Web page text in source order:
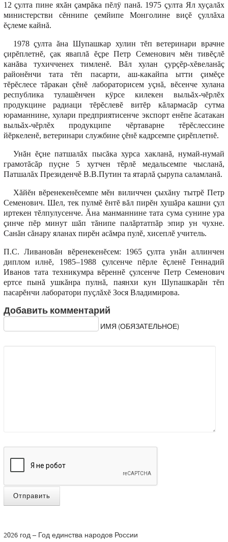
12 çулта пине яхăн çамрăка пĕлÿ панă. 1975 çулта Ял хуçалăх
министерстви сĕннипе çемйипе Монголине виçĕ çуллăха
ĕçлеме кайнă.
1978 çулта ăна Шупашкар хулин тĕп ветеринари врачне
çирĕплетнĕ, çак яваплă ĕçре Петр Семенович мĕн тивĕçлĕ
канăва тухичченех тимленĕ. Вăл хулан çурçĕр-хĕвеланăç
районĕнчи тата тĕп пасарти, аш-какайпа ытти çимĕçе
тĕрĕслесе тăракан çĕнĕ лабораторисем уçнă, вĕсенче хулана
республика тулашĕнчен кÿрсе килекен выльăх-чĕрлĕх
продукцине радиаци тĕрĕслевĕ витĕр кăлармасăр сутма
юраманнине, хулари предприятисенче экспорт енĕпе ăсатакан
выльăх-чĕрлĕх продукципе чĕртаварне тĕрĕслессине
йĕркеленĕ, ветеринари службине çĕнĕ кадрсемпе çирĕплетнĕ.
Унăн ĕçне патшалăх пысăка хурса хакланă, нумай-нумай
грамотăсăр пуçне 5 хутчен тĕрлĕ медальсемпе чысланă,
Патшалăх Президенчĕ В.В.Путин та ятарлă çырупа саламланă.
Хăйĕн вĕренекенĕсемпе мĕн виличчен çыхăну тытрĕ Петр
Семенович. Шел, тек пулмĕ ĕнтĕ вăл пирĕн хушăра кашни çул
иртекен тĕлпулусенче. Ăна манманнине тата сума сунине ура
çинче пĕр минут шăп тăнипе палăртатпăр эпир ун чухне.
Санăн сăнару яланах пирĕн асăмра пулĕ, хисеплĕ учитель.
П.С. Ливановăн вĕренекенĕсем: 1965 çулта унăн аллинчен
диплом илнĕ, 1985–1988 çулсенче пĕрле ĕçленĕ Геннадий
Иванов тата техникумра вĕреннĕ çулсенче Петр Семенович
ертсе пынă ушкăнра пулнă, паянхи кун Шупашкарăн тĕп
пасарĕнчи лаборатори пуçлăхĕ Зося Владимирова.
Добавить комментарий
ИМЯ (ОБЯЗАТЕЛЬНОЕ)
Отправить
2026 год – Год единства народов России